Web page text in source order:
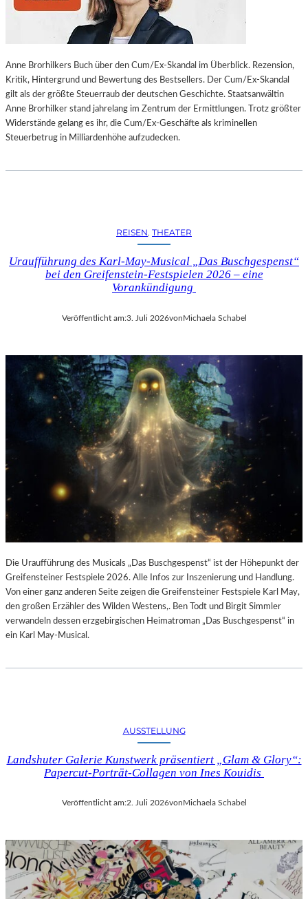
U
G
S
B
E
R
S
H
A
B
K
U
L
T
U
R
-
B
O
G
Anne Brorhilkers Buch über den Cum/Ex-Skandal im Überblick. Rezension,
Kritik, Hintergrund und Bewertung des Bestsellers. Der Cum/Ex-Skandal
gilt als der größte Steuerraub der deutschen Geschichte. Staatsanwältin
Anne Brorhilker stand jahrelang im Zentrum der Ermittlungen. Trotz größter
Widerstände gelang es ihr, die Cum/Ex-Geschäfte als kriminellen
Steuerbetrug in Milliardenhöhe aufzudecken.
REISEN, THEATER
Uraufführung des Karl-May-Musical „Das Buschgespenst“
bei den Greifenstein-Festspielen 2026 – eine
Vorankündigung
Veröffentlicht am:3. Juli 2026vonMichaela Schabel
Die Uraufführung des Musicals „Das Buschgespenst“ ist der Höhepunkt der
Greifensteiner Festspiele 2026. Alle Infos zur Inszenierung und Handlung.
Von einer ganz anderen Seite zeigen die Greifensteiner Festspiele Karl May,
den großen Erzähler des Wilden Westens,. Ben Todt und Birgit Simmler
verwandeln dessen erzgebirgischen Heimatroman „Das Buschgespenst“ in
ein Karl May-Musical.
AUSSTELLUNG
Landshuter Galerie Kunstwerk präsentiert „Glam & Glory“:
Papercut-Porträt-Collagen von Ines Kouidis
Veröffentlicht am:2. Juli 2026vonMichaela Schabel